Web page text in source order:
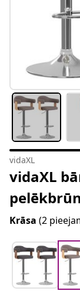
vidaXL
vidaXL
Krāsa (2